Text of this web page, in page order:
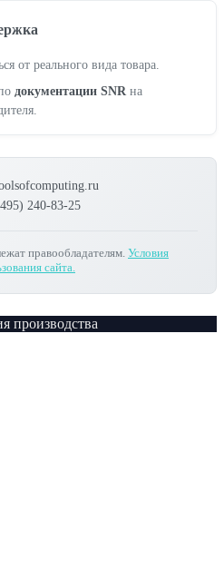
от реального вида товара.
документации SNR на
240-83-25
правообладателям. Условия
сайта.
производства